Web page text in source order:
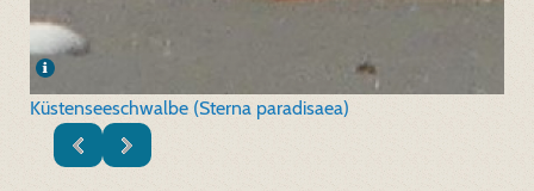
Küstenseeschwalbe (Sterna paradisaea)